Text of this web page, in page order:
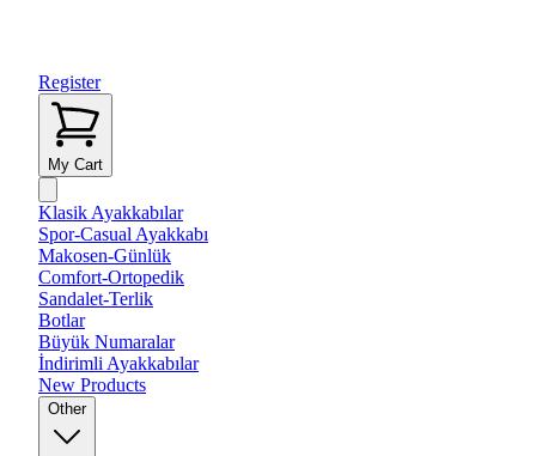
Register
My Cart
Klasik Ayakkabılar
Spor-Casual Ayakkabı
Makosen-Günlük
Comfort-Ortopedik
Sandalet-Terlik
Botlar
Büyük Numaralar
İndirimli Ayakkabılar
New Products
Other